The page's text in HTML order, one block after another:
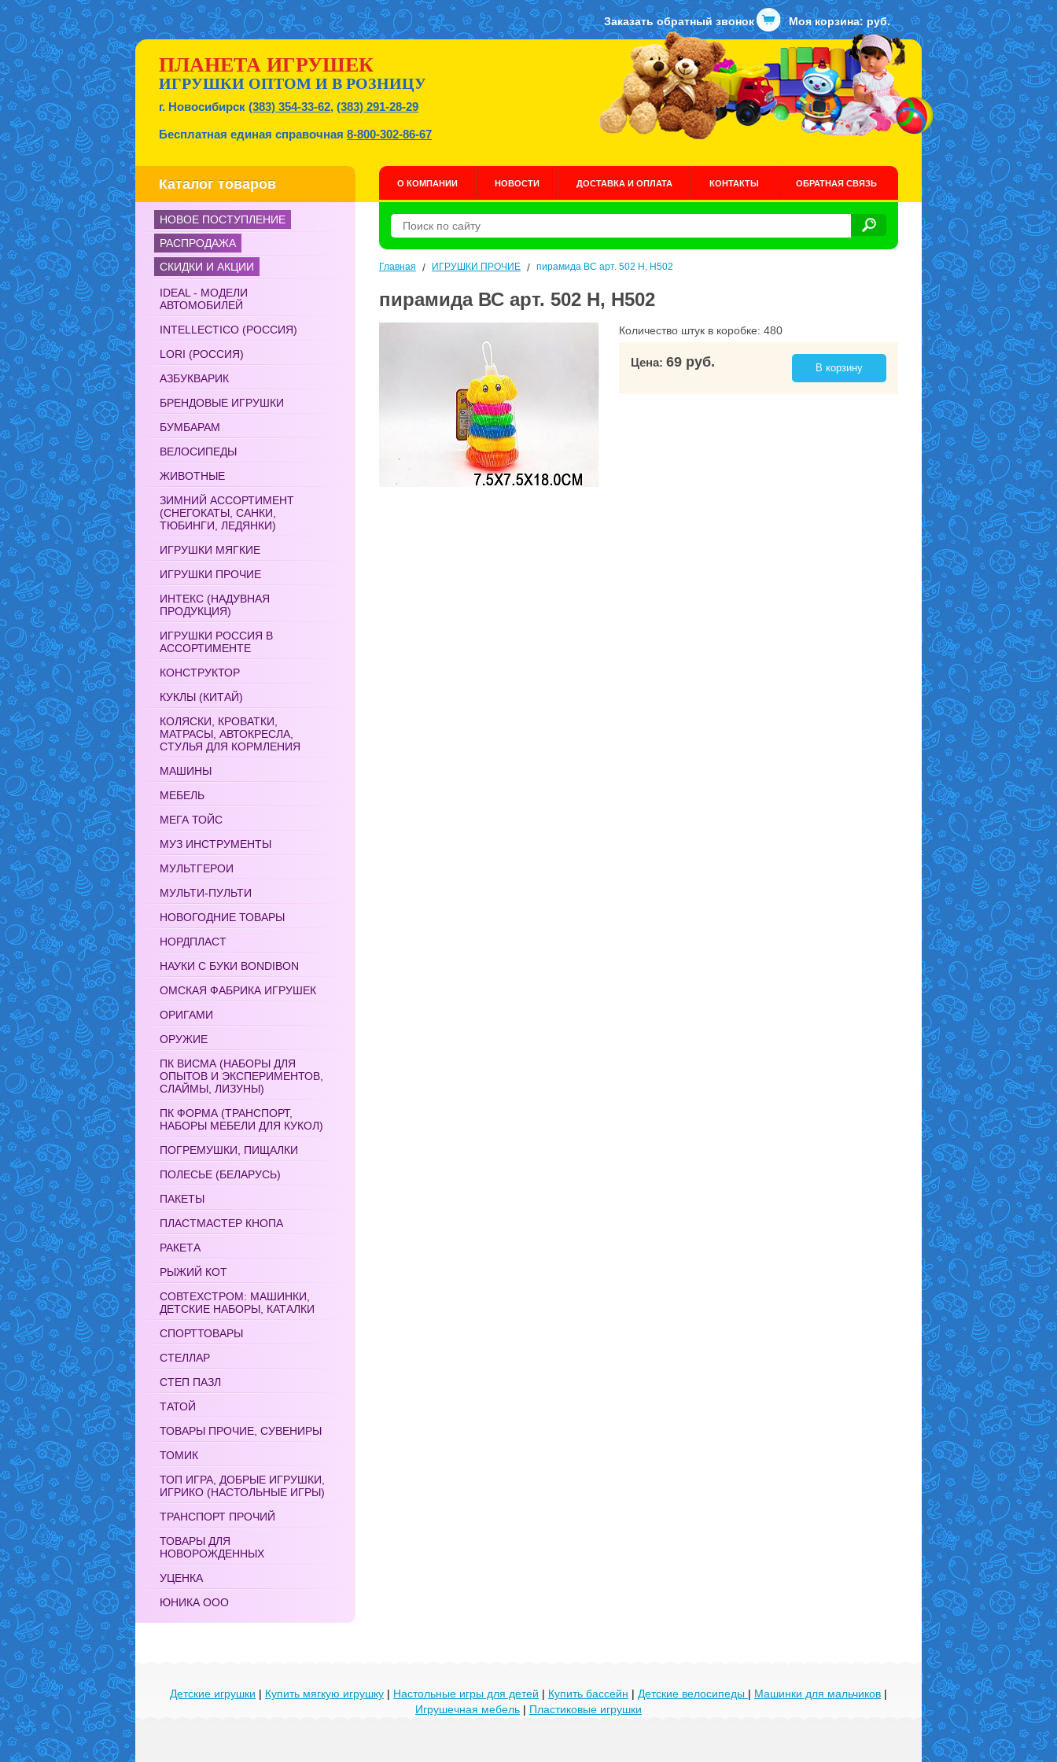
Заказать обратный звонок Моя корзина: руб.
ПЛАНЕТА ИГРУШЕК
ИГРУШКИ ОПТОМ И В РОЗНИЦУ
г. Новосибирск (383) 354-33-62, (383) 291-28-29
Бесплатная единая справочная 8-800-302-86-67
Каталог товаров О КОМПАНИИ НОВОСТИ ДОСТАВКА И ОПЛАТА КОНТАКТЫ ОБРАТНАЯ СВЯЗЬ
НОВОЕ ПОСТУПЛЕНИЕ
РАСПРОДАЖА
СКИДКИ И АКЦИИ
IDEAL - МОДЕЛИ
АВТОМОБИЛЕЙ
INTELLECTICO (РОССИЯ)
LORI (РОССИЯ)
АЗБУКВАРИК
БРЕНДОВЫЕ ИГРУШКИ
БУМБАРАМ
ВЕЛОСИПЕДЫ
ЖИВОТНЫЕ
ЗИМНИЙ АССОРТИМЕНТ
(СНЕГОКАТЫ, САНКИ,
ТЮБИНГИ, ЛЕДЯНКИ)
ИГРУШКИ МЯГКИЕ
ИГРУШКИ ПРОЧИЕ
ИНТЕКС (НАДУВНАЯ
ПРОДУКЦИЯ)
ИГРУШКИ РОССИЯ В
АССОРТИМЕНТЕ
КОНСТРУКТОР
КУКЛЫ (КИТАЙ)
КОЛЯСКИ, КРОВАТКИ,
МАТРАСЫ, АВТОКРЕСЛА,
СТУЛЬЯ ДЛЯ КОРМЛЕНИЯ
МАШИНЫ
МЕБЕЛЬ
МЕГА ТОЙС
МУЗ ИНСТРУМЕНТЫ
МУЛЬТГЕРОИ
МУЛЬТИ-ПУЛЬТИ
НОВОГОДНИЕ ТОВАРЫ
НОРДПЛАСТ
НАУКИ С БУКИ BONDIBON
ОМСКАЯ ФАБРИКА ИГРУШЕК
ОРИГАМИ
ОРУЖИЕ
ПК ВИСМА (НАБОРЫ ДЛЯ
ОПЫТОВ И ЭКСПЕРИМЕНТОВ,
СЛАЙМЫ, ЛИЗУНЫ)
ПК ФОРМА (ТРАНСПОРТ,
НАБОРЫ МЕБЕЛИ ДЛЯ КУКОЛ)
ПОГРЕМУШКИ, ПИЩАЛКИ
ПОЛЕСЬЕ (БЕЛАРУСЬ)
ПАКЕТЫ
ПЛАСТМАСТЕР КНОПА
РАКЕТА
РЫЖИЙ КОТ
СОВТЕХСТРОМ: МАШИНКИ,
ДЕТСКИЕ НАБОРЫ, КАТАЛКИ
СПОРТТОВАРЫ
СТЕЛЛАР
СТЕП ПАЗЛ
ТАТОЙ
ТОВАРЫ ПРОЧИЕ, СУВЕНИРЫ
ТОМИК
ТОП ИГРА, ДОБРЫЕ ИГРУШКИ,
ИГРИКО (НАСТОЛЬНЫЕ ИГРЫ)
ТРАНСПОРТ ПРОЧИЙ
ТОВАРЫ ДЛЯ
НОВОРОЖДЕННЫХ
УЦЕНКА
ЮНИКА ООО
Главная / ИГРУШКИ ПРОЧИЕ / пирамида ВС арт. 502 Н, Н502
пирамида ВС арт. 502 Н, Н502
Количество штук в коробке: 480
Цена: 69 руб. В корзину
Детские игрушки | Купить мягкую игрушку | Настольные игры для детей | Купить бассейн | Детские велосипеды | Машинки для мальчиков |
Игрушечная мебель | Пластиковые игрушки